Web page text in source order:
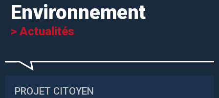
Environnement
> Actualités
PROJET CITOYEN